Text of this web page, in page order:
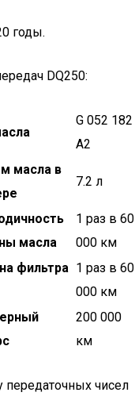
годы.
DQ250:
G 052 182
A2
масла в
7.2 л
масла
1 раз в 60
000 км
фильтра 1 раз в 60
000 км
200 000
км
передаточных чисел